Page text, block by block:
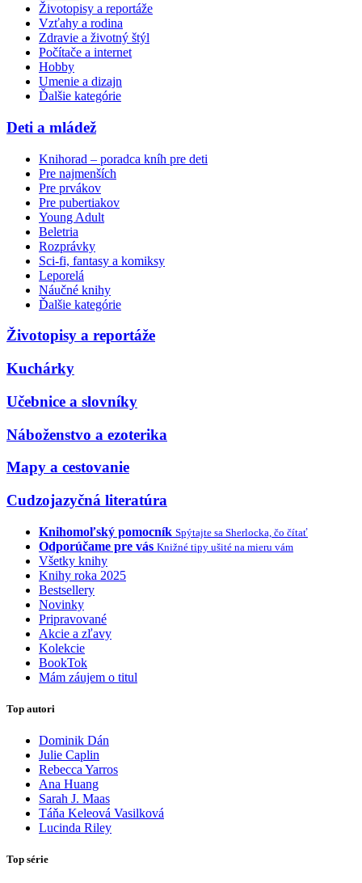
Životopisy a reportáže
Vzťahy a rodina
Zdravie a životný štýl
Počítače a internet
Hobby
Umenie a dizajn
Ďalšie kategórie
Deti a mládež
Knihorad – poradca kníh pre deti
Pre najmenších
Pre prvákov
Pre pubertiakov
Young Adult
Beletria
Rozprávky
Sci-fi, fantasy a komiksy
Leporelá
Náučné knihy
Ďalšie kategórie
Životopisy a reportáže
Kuchárky
Učebnice a slovníky
Náboženstvo a ezoterika
Mapy a cestovanie
Cudzojazyčná literatúra
Knihomoľský pomocník Spýtajte sa Sherlocka, čo čítať
Odporúčame pre vás Knižné tipy ušité na mieru vám
Všetky knihy
Knihy roka 2025
Bestsellery
Novinky
Pripravované
Akcie a zľavy
Kolekcie
BookTok
Mám záujem o titul
Top autori
Dominik Dán
Julie Caplin
Rebecca Yarros
Ana Huang
Sarah J. Maas
Táňa Keleová Vasilková
Lucinda Riley
Top série